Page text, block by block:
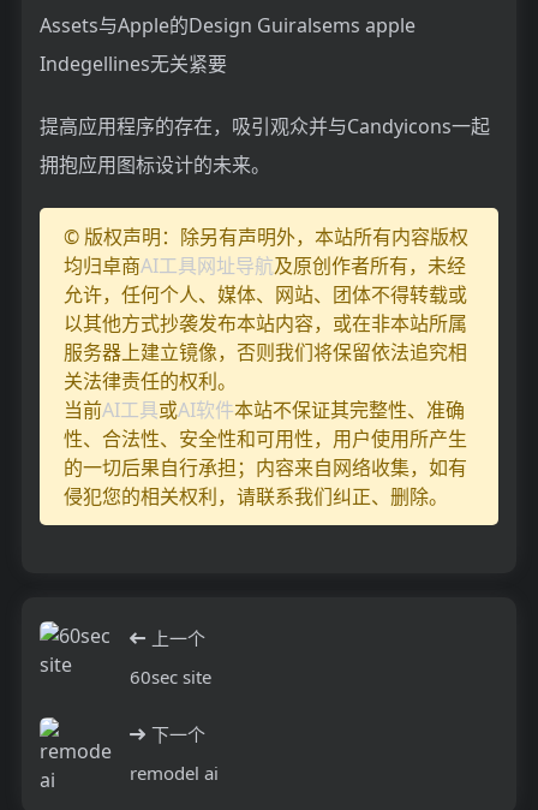
Assets与Apple的Design Guiralsems apple
Indegellines无关紧要
提高应用程序的存在，吸引观众并与Candyicons一起
拥抱应用图标设计的未来。
© 版权声明：除另有声明外，本站所有内容版权
均归卓商AI工具网址导航及原创作者所有，未经
允许，任何个人、媒体、网站、团体不得转载或
以其他方式抄袭发布本站内容，或在非本站所属
服务器上建立镜像，否则我们将保留依法追究相
关法律责任的权利。
当前AI工具或AI软件本站不保证其完整性、准确
性、合法性、安全性和可用性，用户使用所产生
的一切后果自行承担；内容来自网络收集，如有
侵犯您的相关权利，请联系我们纠正、删除。
上一个
60sec site
下一个
remodel ai